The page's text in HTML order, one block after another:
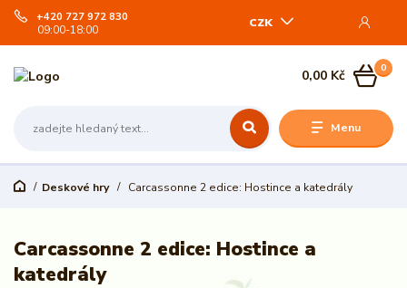
Menu
CZK
+420 727 972 830
09:00-18:00
0
0,00 Kč
Deskové hry Carcassonne 2 edice: Hostince a katedrály
Carcassonne 2 edice: Hostince a
katedrály